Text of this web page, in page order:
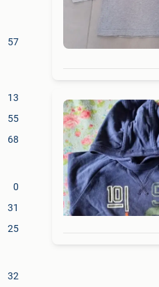
57
13
55
68
0
31
25
32